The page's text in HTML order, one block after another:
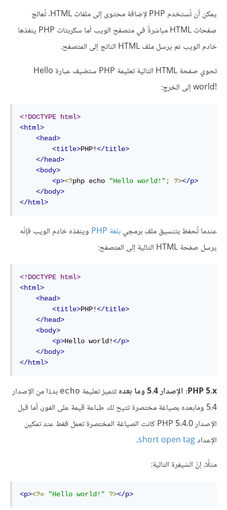
يمكن أن تُستخدم PHP لإضافة محتوى إلى ملفات HTML. تُعالج
صفحات HTML مباشرةً في متصفح الويب أما سكربتات PHP ينفذها
خادم الويب ثم يرسل ملف HTML الناتج إلى المتصفح.
تحوي صفحة HTML التالية تعليمة PHP ستضيف عبارة Hello
world!‎ إلى الخرج:
<!DOCTYPE html>
<html>
<head>
<title>PHP!</title>
</head>
<body>
<p><?php echo "Hello world!" ; ?></p>
</body>
</html>
عندما تُحفظ بتنسيق ملف برمجيبلغة PHP
وينفذه خادم الويب فإنّه
يرسل صفحة HTML التالية إلى المتصفح:
<!DOCTYPE html>
<html>
<head>
<title>PHP!</title>
</head>
<body>
<p>Hello world!</p>
</body>
</html>
PHP 5.x: الإصدار 5.4 وما بعده تتميز تعليمة echo بدءًا من الإصدار
5.4 ومابعده بصياغة مختصرة تتيح لك طباعة قيمة على الفور، أما قبل
الإصدار PHP 5.4.0 كانت الصياغة المختصرة تعمل فقط عند تمكين
الإعدادshort open tag
.
مثلًا، إنّ الشيفرة التالية:
<p><?= "Hello world!" ?></p>